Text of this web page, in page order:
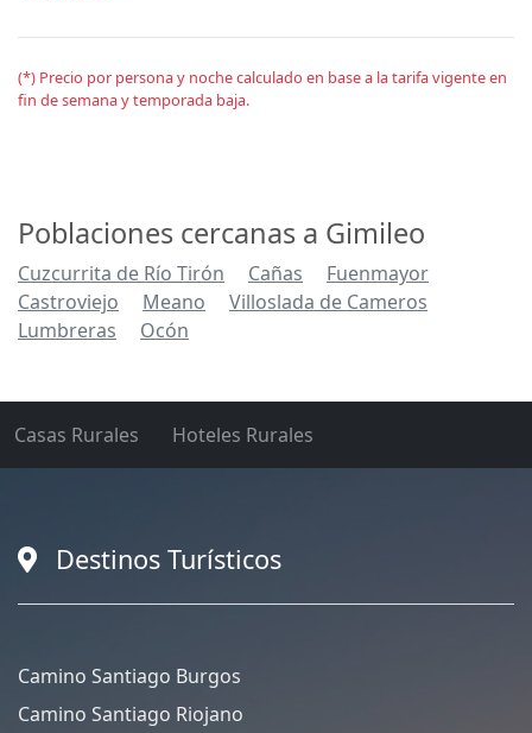
(*) Precio por persona y noche calculado en base a la tarifa vigente en
fin de semana y temporada baja.
Poblaciones cercanas a Gimileo
Cuzcurrita de Río Tirón Cañas
Fuenmayor
Castroviejo
Meano
Villoslada de Cameros
Lumbreras
Ocón
Casas Rurales Hoteles Rurales
Destinos Turísticos
Camino Santiago Burgos
Camino Santiago Riojano